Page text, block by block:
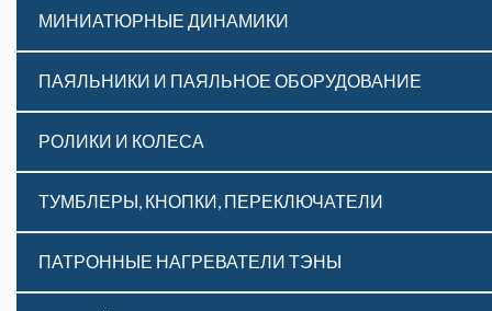
МИНИАТЮРНЫЕ ДИНАМИКИ
ПАЯЛЬНИКИ И ПАЯЛЬНОЕ ОБОРУДОВАНИЕ
РОЛИКИ И КОЛЕСА
ТУМБЛЕРЫ, КНОПКИ, ПЕРЕКЛЮЧАТЕЛИ
ПАТРОННЫЕ НАГРЕВАТЕЛИ ТЭНЫ